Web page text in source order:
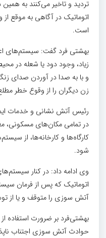
تردید و تاخیر می‌کنند به
اتوماتیک در آگاهی به موقع
است.
بهشتی فرد گفت: سیستم‌های
زیاد، وجود دود یا شعله
و با به صدا در آوردن صدای
زن دیگران را از وقوع خطر
رئیس آتش نشانی و خدمات
در تمامی مکان‌های مسکونی،
کارگاه‌ها و کارخانه‌ها، از
شود.
وی ادامه داد: در کنار
اتوماتیک که پس از فرمان
آتش سوزی را متوقف و یا از
بهشتی‌فرد بر ضرورت استفاده
حوادث آتش سوزی اجتناب